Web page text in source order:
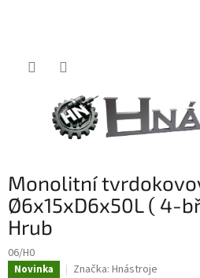
Monolitní
Ø6x15xD6x50L ( 4-
Hrub
06/H0
Novinka Značka: Hnástroje